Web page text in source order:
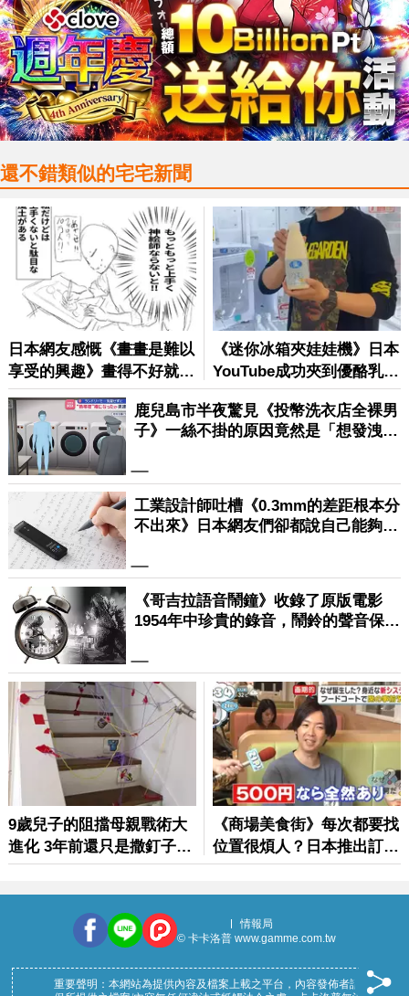
還不錯類似的宅宅新聞
情報局
© 卡卡洛普 www.gamme.com.tw
重要聲明：本網站為提供內容及檔案上載之平台，內容發佈者請確